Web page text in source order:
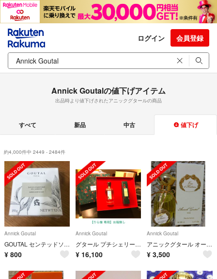
ログイン 会員登録
Annick Goutalの値下げアイテム
出品時より値下げされたアニックグタールの商品
すべて 新品 中古 値下げ
約4,000件中 2449 - 2484件
Annick Goutal
GOUTAL センテッドソープ
¥ 800
Annick Goutal
グタール プチシェリー EDP 100ml ＆ ハンドクリーム ※お箱無し※
¥ 16,100
Annick Goutal
アニックグタール オーダドリアン オードパァルファム
¥ 3,500